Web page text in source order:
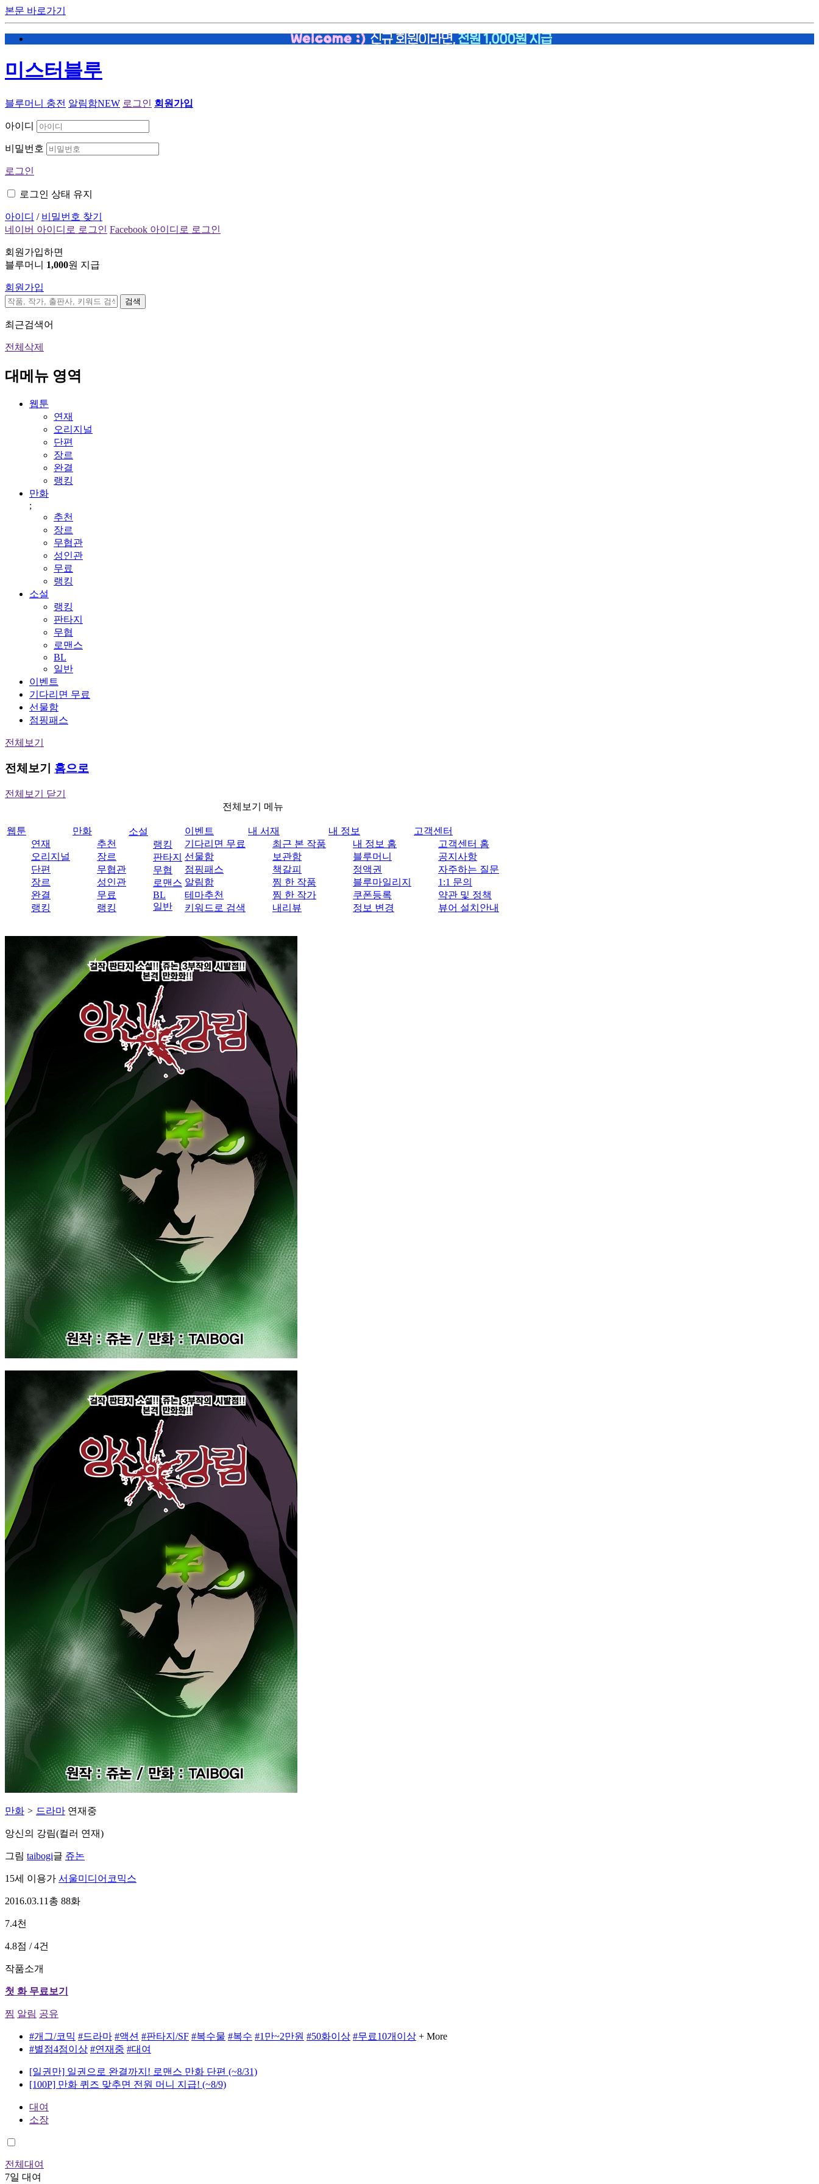
본문 바로가기
미스터블루
블루머니 충전 알림함NEW 로그인 회원가입
아이디
비밀번호
로그인
로그인 상태 유지
아이디 / 비밀번호 찾기
네이버 아이디로 로그인 Facebook 아이디로 로그인
회원가입하면
블루머니 1,000원 지급
회원가입
검색
최근검색어
전체삭제
대메뉴 영역
웹툰
연재
오리지널
단편
장르
완결
랭킹
만화
;
추천
장르
무협관
성인관
무료
랭킹
소설
랭킹
판타지
무협
로맨스
BL
일반
이벤트
기다리면 무료
선물함
점핑패스
전체보기
전체보기 홈으로
전체보기 닫기
전체보기 메뉴
웹툰
연재
오리지널
단편
장르
완결
랭킹
만화
추천
장르
무협관
성인관
무료
랭킹
소설
랭킹
판타지
무협
로맨스
BL
일반
이벤트
기다리면 무료
선물함
점핑패스
알림함
테마추천
키워드로 검색
내 서재
최근 본 작품
보관함
책갈피
찜 한 작품
찜 한 작가
내리뷰
내 정보
내 정보 홈
블루머니
정액권
블루마일리지
쿠폰등록
정보 변경
고객센터
고객센터 홈
공지사항
자주하는 질문
1:1 문의
약관 및 정책
뷰어 설치안내
만화 > 드라마 연재중
앙신의 강림(컬러 연재)
그림 taibogi글 쥬논
15세 이용가 서울미디어코믹스
2016.03.11 총 88화
7.4천
4.8점 / 4건
작품소개
첫 화 무료보기
찜 알림 공유
#개그/코믹 #드라마 #액션 #판타지/SF #복수물 #복수 #1만~2만원 #50화이상 #무료10개이상 + More
#별점4점이상 #연재중 #대여
[일권만] 일권으로 완결까지! 로맨스 만화 단편 (~8/31)
[100P] 만화 퀴즈 맞추면 전원 머니 지급! (~8/9)
대여
소장
전체대여
7일 대여